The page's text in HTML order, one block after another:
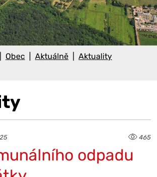
Obec Aktuálně
Aktuality
465
odpadu